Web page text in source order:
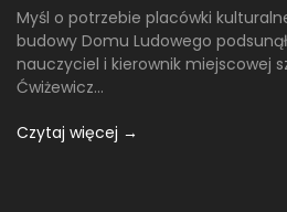
Myśl o potrzebie placówki
budowy Domu Ludowego
nauczyciel i kierownik miejscowej
Ćwiżewicz...
Czytaj więcej →